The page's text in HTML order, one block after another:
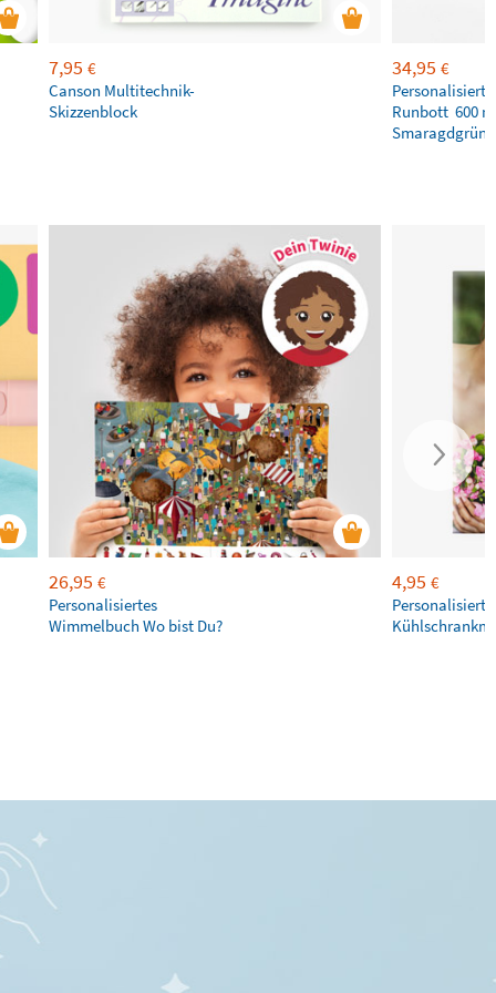
7,95 €
Canson Multitechnik-
Skizzenblock
34,95 €
Runbott 600
Smaragdgrün
26,95 €
Personalisiertes
Wimmelbuch Wo bist Du?
4,95 €